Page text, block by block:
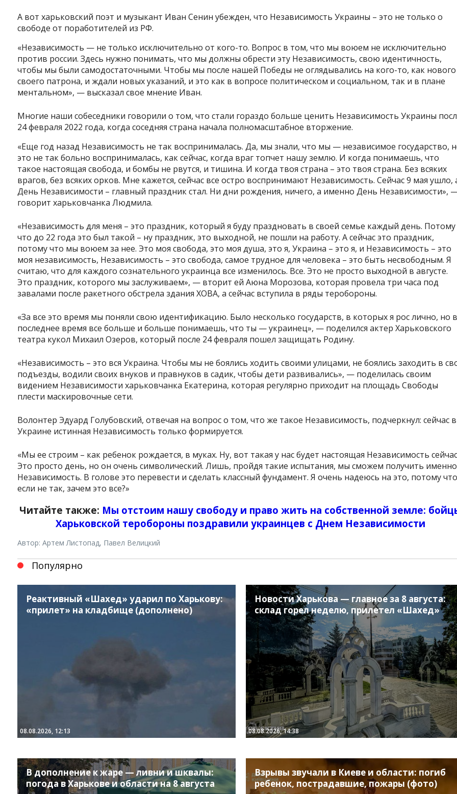
А вот харьковский поэт и музыкант Иван Сенин убежден, что Независимость Украины – это не только о
свободе от поработителей из РФ.
«Независимость — не только исключительно от кого-то. Вопрос в том, что мы воюем не исключительно
против россии. Здесь нужно понимать, что мы должны обрести эту Независимость, свою идентичность,
чтобы мы были самодостаточными. Чтобы мы после нашей Победы не оглядывались на кого-то, как нового
своего патрона, и ждали новых указаний, и это как в вопросе политическом и социальном, так и в плане
ментальном», — высказал свое мнение Иван.
Многие наши собеседники говорили о том, что стали гораздо больше ценить Независимость Украины
24 февраля 2022 года, когда соседняя страна начала полномасштабное вторжение.
«Еще год назад Независимость не так воспринималась. Да, мы знали, что мы — независимое государство,
это не так больно воспринималась, как сейчас, когда враг топчет нашу землю. И когда понимаешь, что
такое настоящая свобода, и бомбы не рвутся, и тишина. И когда твоя страна – это твоя страна. Без всяких
врагов, без всяких орков. Мне кажется, сейчас все остро воспринимают Независимость. Сейчас 9 мая ушло,
День Независимости – главный праздник стал. Ни дни рождения, ничего, а именно День Независимости»,
говорит харьковчанка Людмила.
«Независимость для меня – это праздник, который я буду праздновать в своей семье каждый день. Потому
что до 22 года это был такой – ну праздник, это выходной, не пошли на работу. А сейчас это праздник,
потому что мы воюем за нее. Это моя свобода, это моя душа, это я, Украина – это я, и Независимость – это
моя независимость, Независимость – это свобода, самое трудное для человека – это быть несвободным. Я
считаю, что для каждого сознательного украинца все изменилось. Все. Это не просто выходной в августе.
Это праздник, которого мы заслуживаем», — вторит ей Аюна Морозова, которая провела три часа под
завалами после ракетного обстрела здания ХОВА, а сейчас вступила в ряды теробороны.
«За все это время мы поняли свою идентификацию. Было несколько государств, в которых я рос лично, но в
последнее время все больше и больше понимаешь, что ты — украинец», — поделился актер Харьковского
театра кукол Михаил Озеров, который после 24 февраля пошел защищать Родину.
«Независимость – это вся Украина. Чтобы мы не боялись ходить своими улицами, не боялись заходить в
подъезды, водили своих внуков и правнуков в садик, чтобы дети развивались», — поделилась своим
видением Независимости харьковчанка Екатерина, которая регулярно приходит на площадь Свободы
плести маскировочные сети.
Волонтер Эдуард Голубовский, отвечая на вопрос о том, что же такое Независимость, подчеркнул: сейчас в
Украине истинная Независимость только формируется.
«Мы ее строим – как ребенок рождается, в муках. Ну, вот такая у нас будет настоящая Независимость
Это просто день, но он очень символический. Лишь, пройдя такие испытания, мы сможем получить именно
Независимость. В голове это перевести и сделать классный фундамент. Я очень надеюсь на это, потому
если не так, зачем это все?»
Читайте также: Мы отстоим нашу свободу и право жить на собственной земле:
Харьковской теробороны поздравили украинцев с Днем Независимости
Автор: Артем Листопад, Павел Велицкий
Популярно
Реактивный «Шахед» ударил по Харькову:
«прилет» на кладбище (дополнено)
08.08.2026, 12:13
Новости Харькова — главное за 8 августа:
склад горел неделю, прилетел «Шахед»
08.08.2026, 14:38
В дополнение к жаре — ливни и шквалы:
погода в Харькове и области на 8 августа
Взрывы звучали в Киеве и области: погиб
ребенок, пострадавшие, пожары (фото)
InstagramFacebook
TwitterYoutube